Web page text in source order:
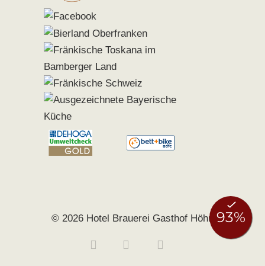
© 2026 Hotel Brauerei Gasthof Höhn